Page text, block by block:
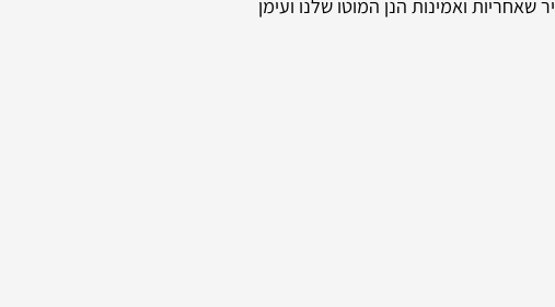
ואמינות הנן המוטו שלנו ועימן